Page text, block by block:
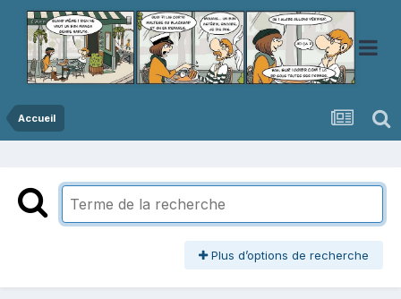
Accueil
Plus d’options de recherche